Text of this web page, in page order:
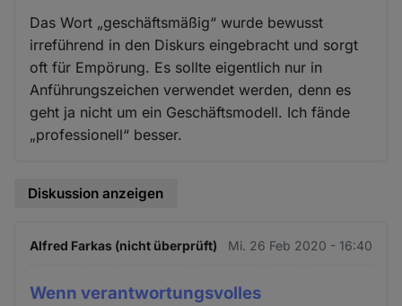
Das Wort „geschäftsmäßig“ wurde bewusst
irreführend in den Diskurs eingebracht und sorgt
oft für Empörung. Es sollte eigentlich nur in
Anführungszeichen verwendet werden, denn es
geht ja nicht um ein Geschäftsmodell. Ich fände
„professionell“ besser.
Diskussion anzeigen
Alfred Farkas (nicht überprüft) Mi. 26 Feb 2020 - 16:40
Wenn verantwortungsvolles